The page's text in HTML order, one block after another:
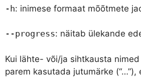
-h: inimese formaat mõõtmete
--progress: näitab ülekande
Kui lähte- või/ja sihtkausta
parem kasutada jutumärke (“…”),